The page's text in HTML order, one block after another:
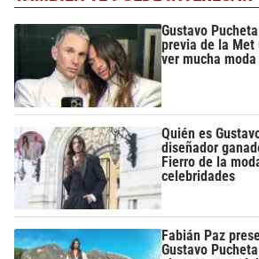
Gustavo
previa de la Met
ver mucha
Quién es
diseñador
Fierro de la
celebridades
Fabián Paz
Gustavo